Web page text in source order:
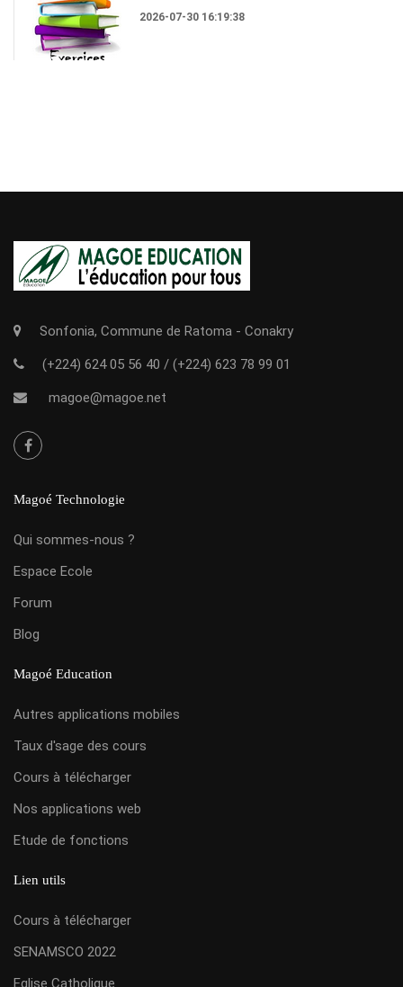
2026-07-30 16:19:38
Sonfonia, Commune de Ratoma - Conakry
(+224) 624 05 56 40 / (+224) 623 78 99 01
magoe@magoe.net
Magoé Technologie
Qui sommes-nous ?
Espace Ecole
Forum
Blog
Magoé Education
Autres applications mobiles
Taux d'sage des cours
Cours à télécharger
Nos applications web
Etude de fonctions
Lien utils
Cours à télécharger
SENAMSCO 2022
Eglise Catholique